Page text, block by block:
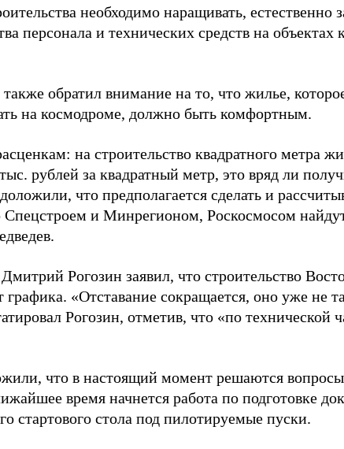
необходимо наращивать, естественно
персонала и технических средств на объектах
также обратил внимание на то, что жилье,
на космодроме, должно быть комфортным.
на строительство квадратного метра
рублей за квадратный метр, это вряд ли
что предполагается сделать и
Спецстроем и Минрегионом, Роскосмосом
Рогозин заявил, что строительство
графика. «Отставание сокращается, оно уже не
Рогозин, отметив, что «по технической
что в настоящий момент решаются
время начнется работа по подготовке
стартового стола под пилотируемые пуски.